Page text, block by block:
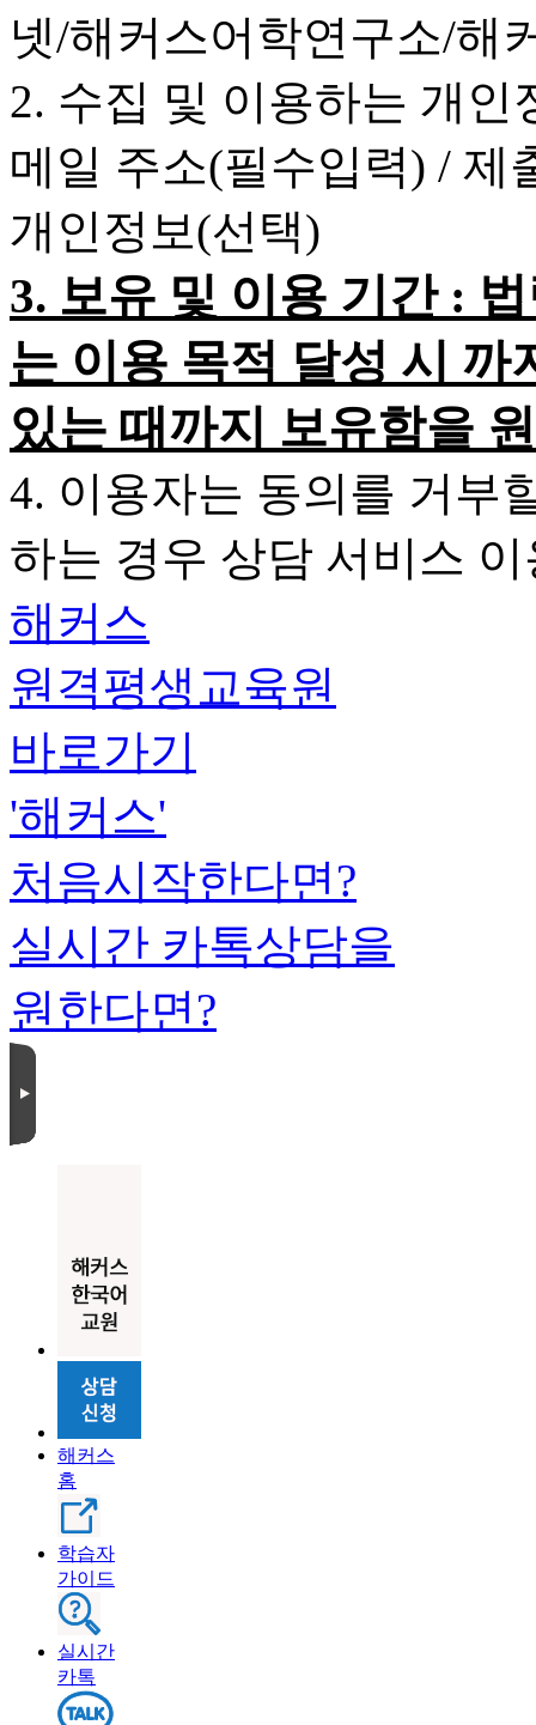
넷/해커스어학연구소/해
2. 수집 및 이용하는 개
메일 주소(필수입력) / 제
개인정보(선택)
3. 보유 및 이용 기간 :
는 이용 목적 달성 시
있는 때까지 보유함을
4. 이용자는 동의를 거부
하는 경우 상담 서비스
해커스
원격평생교육원
바로가기
'해커스'
처음시작한다면?
실시간 카톡상담을
원한다면?
해커스
홈
학습자
가이드
실시간
카톡